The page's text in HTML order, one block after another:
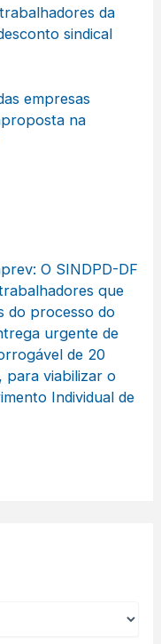
da
sindical
empresas
na
O SINDPD-DF
que
do processo do
urgente de
de 20
para viabilizar o
Individual de